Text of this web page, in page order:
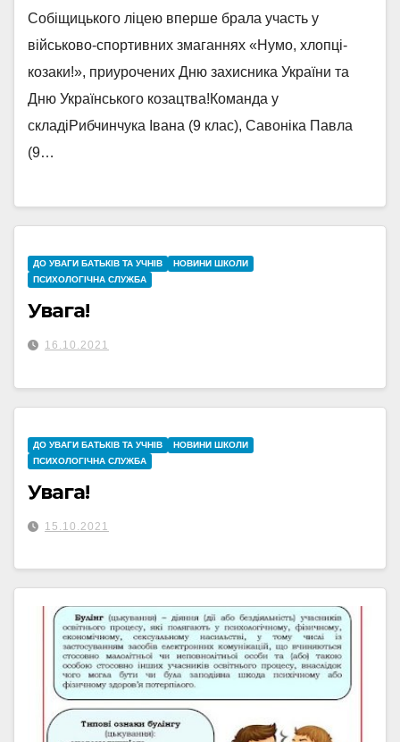
Собіщицького ліцею вперше брала участь у
військово-спортивних змаганнях «Нумо, хлопці-
козаки!», приурочених Дню захисника України та
Дню Українського козацтва!Команда у
складіРибчинчука Івана (9 клас), Савоніка Павла
(9…
ДО УВАГИ БАТЬКІВ ТА УЧНІВ
НОВИНИ ШКОЛИ
ПСИХОЛОГІЧНА СЛУЖБА
Увага!
16.10.2021
ДО УВАГИ БАТЬКІВ ТА УЧНІВ
НОВИНИ ШКОЛИ
ПСИХОЛОГІЧНА СЛУЖБА
Увага!
15.10.2021